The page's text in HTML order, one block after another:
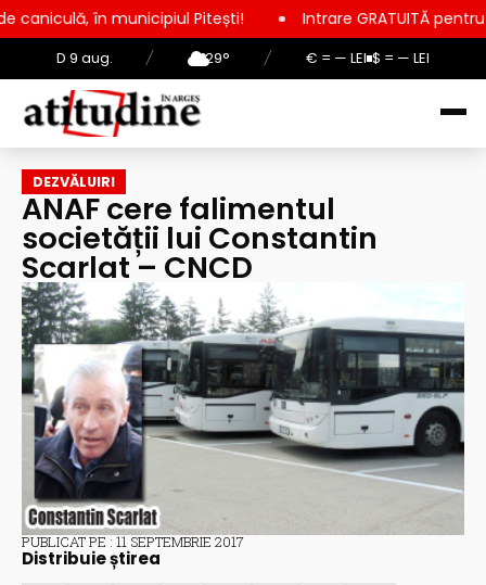
D 9 aug. / 29° / € = — LEI $ = — LEI
Pitești! Intrare GRATUITĂ pentru copii, elevi și
DEZVĂLUIRI
ANAF cere falimentul
societății lui Constantin
Scarlat – CNCD
PUBLICAT PE : 11 SEPTEMBRIE 2017
Distribuie știrea